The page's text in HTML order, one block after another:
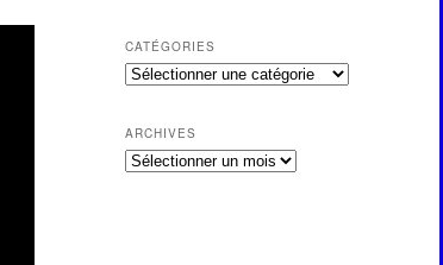
CATÉGORIES
Catégories
ARCHIVES
Archives